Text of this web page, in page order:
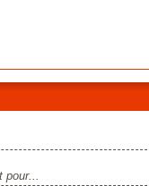
pour...